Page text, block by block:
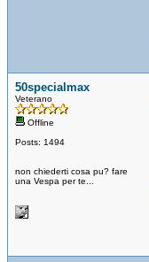
50specialmax
Veterano
Offline
Posts: 1494
non chiederti cosa pu? fare
una Vespa per te...